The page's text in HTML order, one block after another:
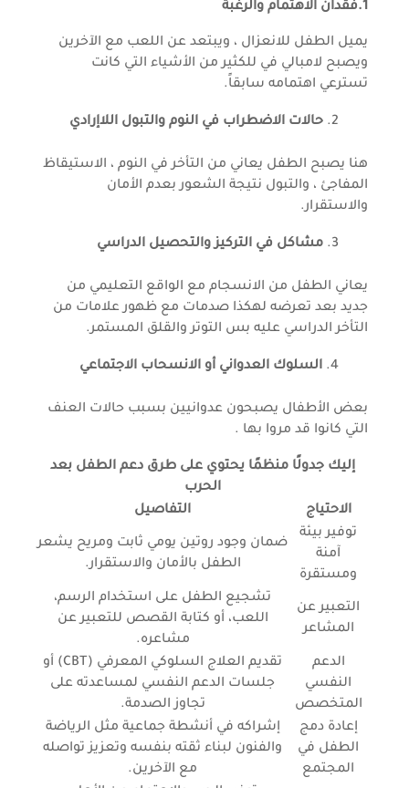
1.فقدان الاهتمام والرغبة
يميل الطفل للانعزال ، ويبتعد عن اللعب مع الآخرين
ويصبح لامبالي في للكثير من الأشياء التي كانت
تسترعي اهتمامه سابقاً.
حالات الاضطراب في النوم والتبول اللاإرادي
هنا يصبح الطفل يعاني من التأخر في النوم ، الاستيقاظ
المفاجئ ، والتبول نتيجة الشعور بعدم الأمان
والاستقرار.
مشاكل في التركيز والتحصيل الدراسي
يعاني الطفل من الانسجام مع الواقع التعليمي من
جديد بعد تعرضه لهكذا صدمات مع ظهور علامات من
التأخر الدراسي عليه بس التوتر والقلق المستمر.
السلوك العدواني أو الانسحاب الاجتماعي
بعض الأطفال يصبحون عدوانيين بسبب حالات العنف
التي كانوا قد مروا بها .
إليك جدولًا منظمًا يحتوي على طرق دعم الطفل بعد
الحرب
الاحتياج
التفاصيل
توفير بيئة
آمنة
ومستقرة
ضمان وجود روتين يومي ثابت ومريح يشعر
الطفل بالأمان والاستقرار.
التعبير عن
المشاعر
تشجيع الطفل على استخدام الرسم،
اللعب، أو كتابة القصص للتعبير عن
مشاعره.
الدعم
النفسي
المتخصص
تقديم العلاج السلوكي المعرفي (CBT) أو
جلسات الدعم النفسي لمساعدته على
تجاوز الصدمة.
إعادة دمج
الطفل في
المجتمع
إشراكه في أنشطة جماعية مثل الرياضة
والفنون لبناء ثقته بنفسه وتعزيز تواصله
مع الآخرين.